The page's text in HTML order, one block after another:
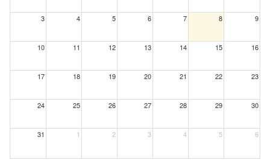
3 4 5 6 7 8 9
10 11 12 13 14 15 16
17 18 19 20 21 22 23
24 25 26 27 28 29 30
31 1 2 3 4 5 6